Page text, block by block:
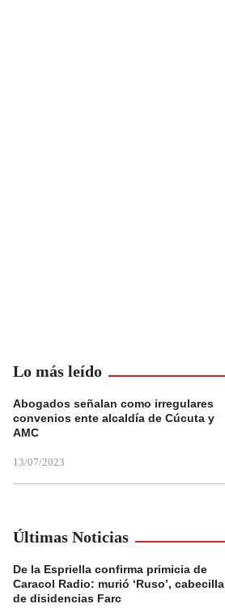
Lo más leído
Abogados señalan como irregulares
convenios ente alcaldía de Cúcuta y
AMC
13/07/2023
Últimas Noticias
De la Espriella confirma primicia de
Caracol Radio: murió ‘Ruso’, cabecilla
de disidencias Farc